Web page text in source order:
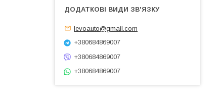
levoauto@gmail.com
+380684869007
+380684869007
+380684869007